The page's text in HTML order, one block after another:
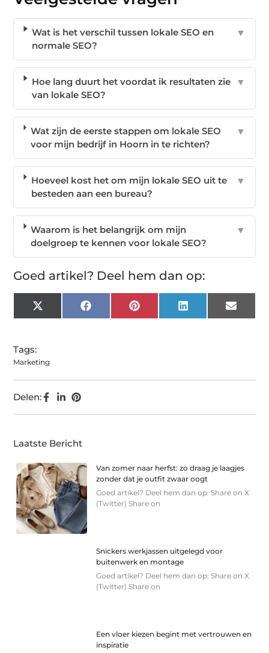
Wat is het verschil tussen lokale SEO en
normale SEO?
▼
Hoe lang duurt het voordat ik resultaten zie
van lokale SEO?
▼
Wat zijn de eerste stappen om lokale SEO
voor mijn bedrijf in Hoorn in te richten?
▼
Hoeveel kost het om mijn lokale SEO uit te
besteden aan een bureau?
▼
Waarom is het belangrijk om mijn
doelgroep te kennen voor lokale SEO?
▼
Goed artikel? Deel hem dan op:
X
(Twitter)
FacebookPinterest LinkedIn Email
Tags:
Marketing
Delen:
Laatste Bericht
Van zomer naar herfst: zo draag je laagjes
zonder dat je outfit zwaar oogt
Goed artikel? Deel hem dan op: Share on X
(Twitter) Share on
Snickers werkjassen uitgelegd voor
buitenwerk en montage
Goed artikel? Deel hem dan op: Share on X
(Twitter) Share on
Een vloer kiezen begint met vertrouwen en
inspiratie